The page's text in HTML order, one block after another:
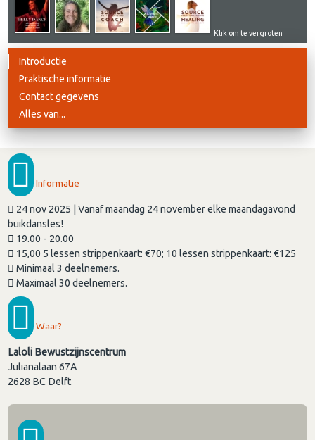
Klik om te vergroten
Introductie
Praktische informatie
Contact gegevens
Alles van...
Informatie
24 nov 2025 | Vanaf maandag 24 november elke maandagavond
buikdansles!
19.00 - 20.00
15,00 5 lessen strippenkaart: €70; 10 lessen strippenkaart: €125
Minimaal 3 deelnemers.
Maximaal 30 deelnemers.
Waar?
Laloli Bewustzijnscentrum
Julianalaan 67A
2628 BC Delft